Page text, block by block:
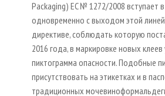
Packaging) EC № 1272/2008 вступает
одновременно с выходом этой
директиве, соблюдать которую
2016 года, в маркировке новых
пиктограмма опасности. Подобные
присутствовать на этикетках и в
традиционных